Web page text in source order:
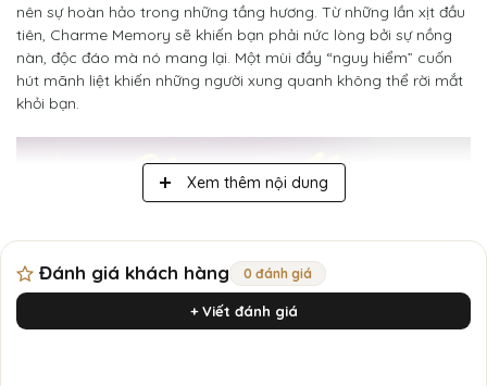
nên sự hoàn hảo trong những tầng hương. Từ những lần xịt đầu
tiên, Charme Memory sẽ khiến bạn phải nức lòng bởi sự nồng
nàn, độc đáo mà nó mang lại. Một mùi đầy “nguy hiểm” cuốn
hút mãnh liệt khiến những người xung quanh không thể rời mắt
khỏi bạn.
Xem thêm nội dung
Đánh giá khách hàng 0 đánh giá
+ Viết đánh giá